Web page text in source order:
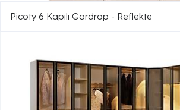
Picoty 6 Kapılı Gardrop - Reflekte